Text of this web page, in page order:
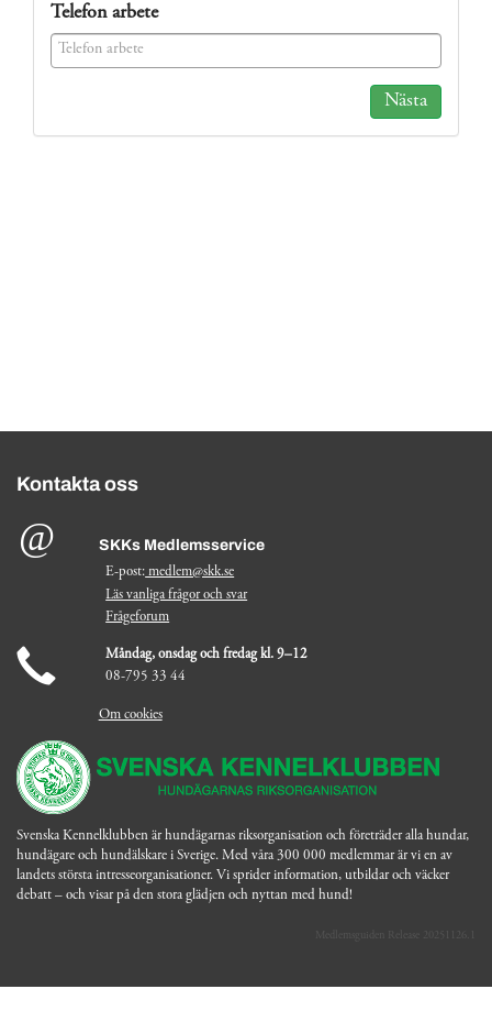
Telefon arbete
Nästa
Kontakta oss
SKKs Medlemsservice
E-post: medlem@skk.se
Läs vanliga frågor och svar
Frågeforum
Måndag, onsdag och fredag kl. 9–12
08-795 33 44
Om cookies
Svenska Kennelklubben är hundägarnas riksorganisation och företräder alla hundar,
hundägare och hundälskare i Sverige. Med våra 300 000 medlemmar är vi en av
landets största intresseorganisationer. Vi sprider information, utbildar och väcker
debatt – och visar på den stora glädjen och nyttan med hund!
Medlemsguiden Release 20251126.1